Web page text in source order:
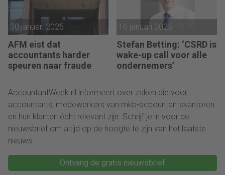
30 januari 2025
AFM eist dat
accountants harder
speuren naar fraude
16 januari 2025
Stefan Betting: ‘CSRD is
wake-up call voor alle
ondernemers’
AccountantWeek.nl informeert over zaken die voor
accountants, medewerkers van mkb-accountantskantoren
en hun klanten écht relevant zijn. Schrijf je in voor de
nieuwsbrief om altijd op de hoogte te zijn van het laatste
nieuws.
Ontvang de gratis nieuwsbrief